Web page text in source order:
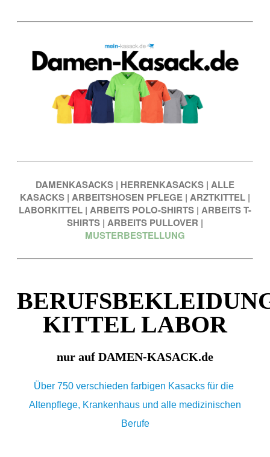
DAMENKASACKS | HERRENKASACKS | ALLE
KASACKS | ARBEITSHOSEN PFLEGE | ARZTKITTEL |
LABORKITTEL | ARBEITS POLO-SHIRTS | ARBEITS T-
SHIRTS | ARBEITS PULLOVER |
MUSTERBESTELLUNG
KITTEL LABOR
nur auf DAMEN-KASACK.de
Über 750 verschieden farbigen Kasacks für die
Altenpflege, Krankenhaus und alle medizinischen
Berufe